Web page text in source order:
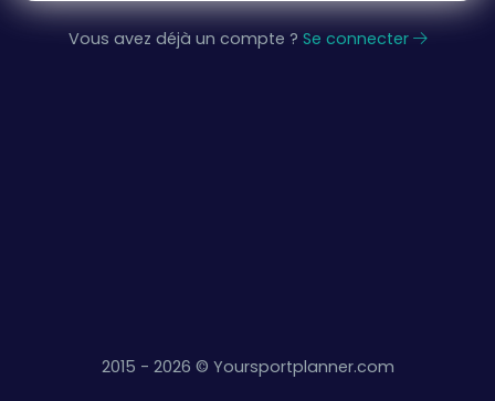
Vous avez déjà un compte ? Se connecter
2015 - 2026 © Yoursportplanner.com